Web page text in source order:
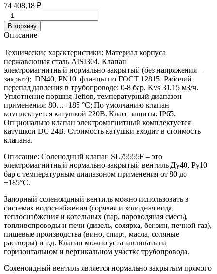
74 408,18 ₽
В корзину
Описание
Технические характеристики: Материал корпуса
нержавеющая сталь AISI304. Клапан
электромагнитный нормально-закрытый (без напряжения –
закрыт); DN40, PN10, фланцы по ГОСТ 12815. Рабочий
перепад давления в трубопроводе: 0-8 бар. Kvs 31.15 м3/ч.
Уплотнение поршня Teflon, температурный диапазон
применения: 80…+185 °С; По умолчанию клапан
комплектуется катушкой 220В. Класс защиты: IP65.
Опционально клапан электромагнитный комплектуется
катушкой DC 24В. Стоимость катушки входит в стоимость
клапана.
Описание: Соленодный клапан SL75555F – это
электромагнитный нормально-закрытый вентиль Ду40, Ру10
бар с температурным диапазоном применения от 80 до
+185°С.
Запорный соленоидный вентиль можно использовать в
системах водоснабжения (горячая и холодная вода,
теплоснабжения и котельных (пар, пароводяная смесь),
топливопроводы и печи (дизель, солярка, бензин, печной газ),
пищевые производства (вино, спирт, масла, соляные
растворы) и т.д. Клапан можно устанавливать на
горизонтальном и вертикальном участке трубопровода.
Соленоидный вентиль является нормально закрытым прямого